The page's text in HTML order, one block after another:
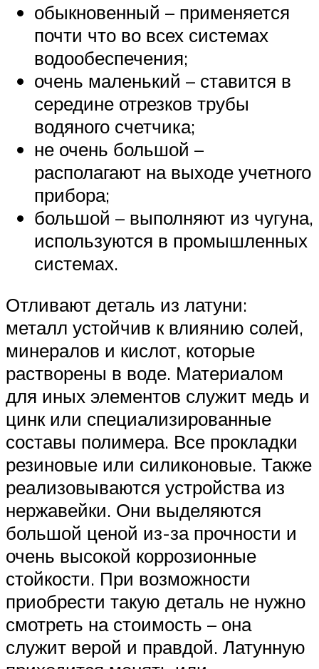
обыкновенный – применяется
почти что во всех системах
водообеспечения;
очень маленький – ставится в
середине отрезков трубы
водяного счетчика;
не очень большой –
располагают на выходе учетного
прибора;
большой – выполняют из чугуна,
используются в промышленных
системах.
Отливают деталь из латуни:
металл устойчив к влиянию солей,
минералов и кислот, которые
растворены в воде. Материалом
для иных элементов служит медь и
цинк или специализированные
составы полимера. Все прокладки
резиновые или силиконовые. Также
реализовываются устройства из
нержавейки. Они выделяются
большой ценой из-за прочности и
очень высокой коррозионные
стойкости. При возможности
приобрести такую деталь не нужно
смотреть на стоимость – она
служит верой и правдой. Латунную